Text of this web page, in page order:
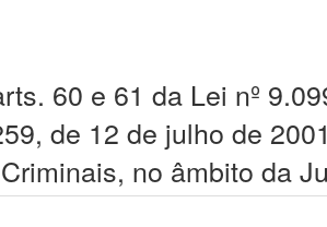
60 e 61 da Lei nº
de 12 de julho de
no âmbito da